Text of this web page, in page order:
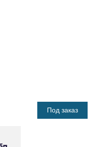
Под заказ